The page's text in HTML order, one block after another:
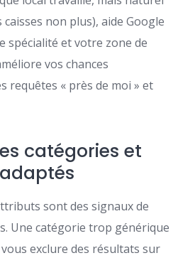
caisses non plus), aide Google
spécialité et votre zone de
vos chances
requêtes « près de moi » et
catégories et
sont des signaux de
Une catégorie trop générique
exclure des résultats sur